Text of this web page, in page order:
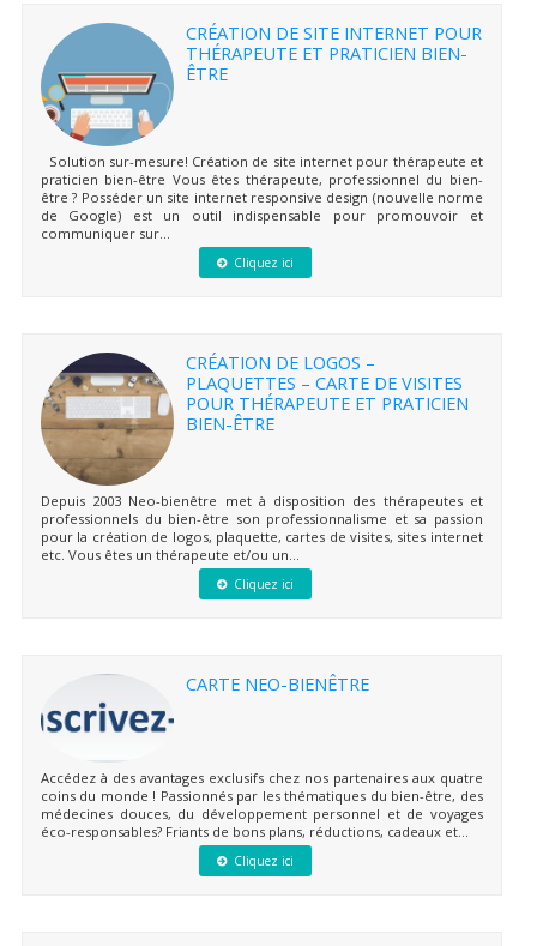
CRÉATION DE SITE INTERNET POUR
THÉRAPEUTE ET PRATICIEN BIEN-
ÊTRE
Solution sur-mesure! Création de site internet pour thérapeute et
praticien bien-être Vous êtes thérapeute, professionnel du bien-
être ? Posséder un site internet responsive design (nouvelle norme
de Google) est un outil indispensable pour promouvoir et
communiquer sur...
Cliquez ici
CRÉATION DE LOGOS –
PLAQUETTES – CARTE DE VISITES
POUR THÉRAPEUTE ET PRATICIEN
BIEN-ÊTRE
Depuis 2003 Neo-bienêtre met à disposition des thérapeutes et
professionnels du bien-être son professionnalisme et sa passion
pour la création de logos, plaquette, cartes de visites, sites internet
etc. Vous êtes un thérapeute et/ou un...
Cliquez ici
CARTE NEO-BIENÊTRE
Accédez à des avantages exclusifs chez nos partenaires aux quatre
coins du monde ! Passionnés par les thématiques du bien-être, des
médecines douces, du développement personnel et de voyages
éco-responsables? Friants de bons plans, réductions, cadeaux et...
Cliquez ici